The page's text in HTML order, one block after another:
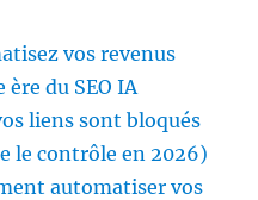
vos revenus
du SEO IA
liens sont bloqués
le contrôle en 2026)
automatiser vos